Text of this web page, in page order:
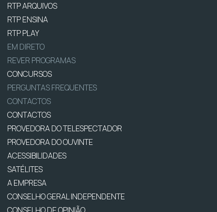
RTP ARQUIVOS
RTP ENSINA
RTP PLAY
EM DIRETO
REVER PROGRAMAS
CONCURSOS
PERGUNTAS FREQUENTES
CONTACTOS
CONTACTOS
PROVEDORA DO TELESPECTADOR
PROVEDORA DO OUVINTE
ACESSIBILIDADES
SATÉLITES
A EMPRESA
CONSELHO GERAL INDEPENDENTE